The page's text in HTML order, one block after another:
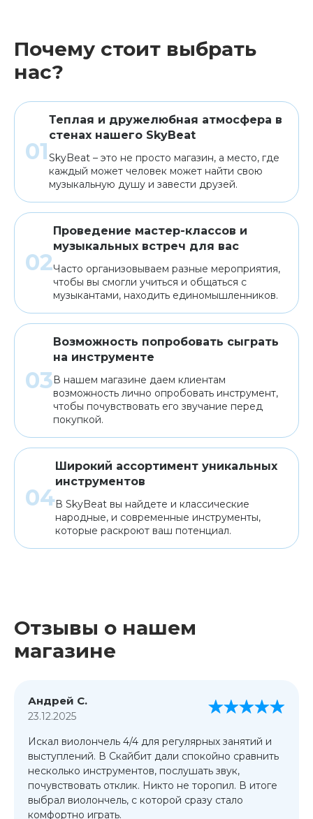
Почему стоит выбрать
нас?
Теплая и дружелюбная атмосфера в
стенах нашего SkyBeat
SkyBeat – это не просто магазин, а место, где
каждый может человек может найти свою
музыкальную душу и завести друзей.
Проведение мастер-классов и
музыкальных встреч для вас
Часто организовываем разные мероприятия,
чтобы вы смогли учиться и общаться с
музыкантами, находить единомышленников.
Возможность попробовать сыграть
на инструменте
В нашем магазине даем клиентам
возможность лично опробовать инструмент,
чтобы почувствовать его звучание перед
покупкой.
Широкий ассортимент уникальных
инструментов
В SkyBeat вы найдете и классические
народные, и современные инструменты,
которые раскроют ваш потенциал.
Отзывы о нашем
магазине
Андрей С.
23.12.2025
Искал виолончель 4/4 для регулярных занятий и
выступлений. В Скайбит дали спокойно сравнить
несколько инструментов, послушать звук,
почувствовать отклик. Никто не торопил. В итоге
выбрал виолончель, с которой сразу стало
комфортно играть.